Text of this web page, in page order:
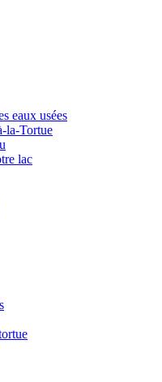
eaux usées
la-Tortue
lac